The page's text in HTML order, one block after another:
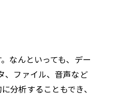
なんといっても、デー
、ファイル、音声など
分析することもでき、